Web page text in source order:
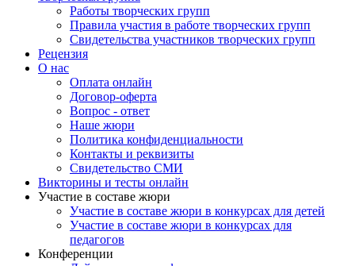
приемы: постановка проблемного вопроса, сопоставление,
поисковая деятельность, беседа, показ, самостоятельная работа
детей.Способ организации деятельности педагогов и
воспитанников: коллективный.Оборудование:- портрет и
книги К. Чуковского- "Чудо-дерево", на котором прикреплены
макеты обложек книг-сказок К.И. Чуковского, внутрь вклеены
цитаты из произведений Чуковского;- заготовка – рисунок:
изображение самовара в центре ватмана; -рамка для
коллективного портрета героев сказок Чуковского;-портреты
самих героев для каждого ребенка по одному; -конверты;-
мультфильм «Путаница» по мотивам сказки Чуковского; -
фонограммы;-аудиозапись отрывков из сказок Чуковского в
исполнении автора; - ножницы, клей;- медиа проектор,
экран;- музыкальный центр;- колонки.Ход занятияДети под
музыку заходят в зал. Их встречает воспитатель.Воспитатель:
Ребята, обратите внимание на этот портрет. На нем изображен
детский писатель Корней Иванович Чуковский. Сегодня мы с
вами будем путешествовать по дорогам его сказок. Как вы
думаете, что было бы, если бы герои произведений
Работы творческих групп
Правила участия в работе творческих групп
Свидетельства участников творческих групп
Рецензия
О нас
Оплата онлайн
Договор-оферта
Вопрос - ответ
Наше жюри
Политика конфиденциальности
Контакты и реквизиты
Свидетельство СМИ
Викторины и тесты онлайн
Участие в составе жюри
Участие в составе жюри в конкурсах для детей
Участие в составе жюри в конкурсах для
педагогов
Конференции